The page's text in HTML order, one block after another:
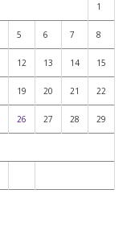
1
5 6 7 8
12 13 14 15
19 20 21 22
26 27 28 29